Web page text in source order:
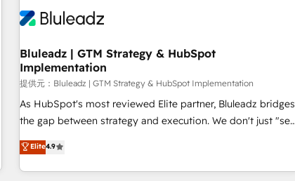
Bluleadz | GTM Strategy & HubSpot
Implementation
提供元：Bluleadz | GTM Strategy & HubSpot Implementation
As HubSpot's most reviewed Elite partner, Bluleadz bridges
the gap between strategy and execution. We don't just "set
up tools" — we install the GTM Operating System (GTM OS)
to align your leadership and engineer a portal that drives
predictable revenue velocity. 🚀 GTM Strategy & Alignment
Elite4.9